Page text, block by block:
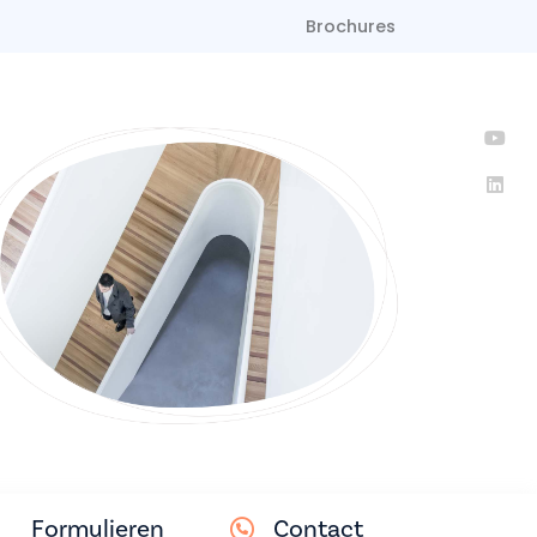
Brochures
Formulieren Contact